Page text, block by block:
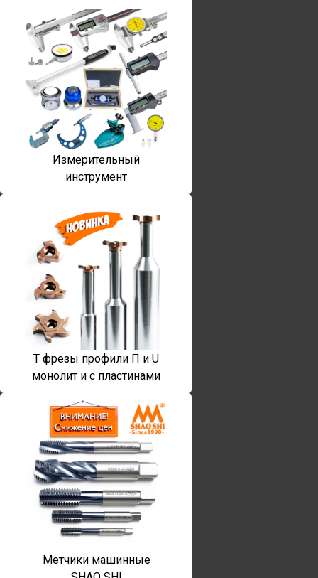
Измерительный
инструмент
T фрезы профили П и U
монолит и с пластинами
Метчики машинные